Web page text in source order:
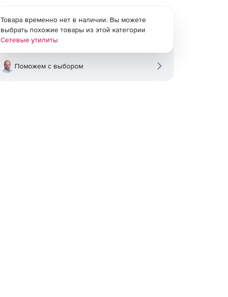
Товара временно нет в наличии. Вы можете
выбрать похожие товары из этой категории
Сетевые утилиты
Поможем с выбором